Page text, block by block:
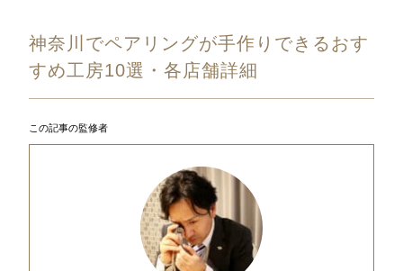
神奈川でペアリングが手作りできるおす
すめ工房10選・各店舗詳細
この記事の監修者